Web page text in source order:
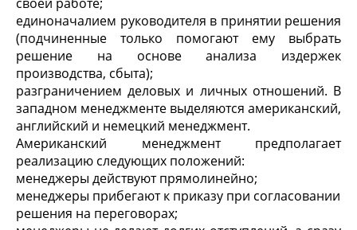
единоначалием руководителя в принятии решения
(подчиненные только помогают ему выбрать
решение на основе анализа издержек
производства, сбыта);
разграничением деловых и личных отношений. В
западном менеджменте выделяются американский,
английский и немецкий менеджмент.
Американский менеджмент предполагает
реализацию следующих положений:
менеджеры действуют прямолинейно;
менеджеры прибегают к приказу при согласовании
решения на переговорах;